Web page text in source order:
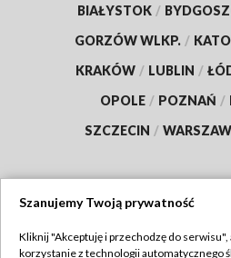
BIAŁYSTOK /
GORZÓW WLKP. /
KRAKÓW / LUBLIN /
OPOLE / POZNAŃ /
SZCZECIN /
Szanujemy Twoją prywatność
Kliknij "Akceptuję i przechodzę do serwisu",
korzystanie z technologii automatycznego